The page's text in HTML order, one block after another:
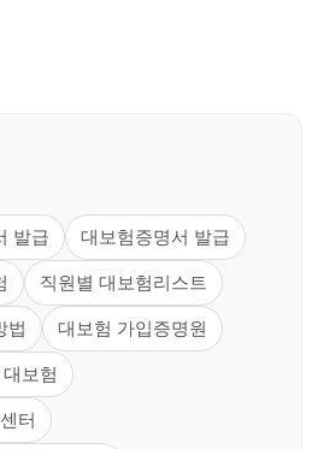
발급 대보험증명서 발급
직원별 대보험리스트
법 대보험 가입증명원
보험
터